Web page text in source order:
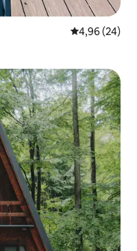
Prosječna
4,96 (24)